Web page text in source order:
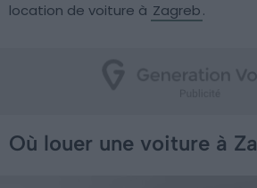
location de voiture à Zagreb.
Où louer une voiture à